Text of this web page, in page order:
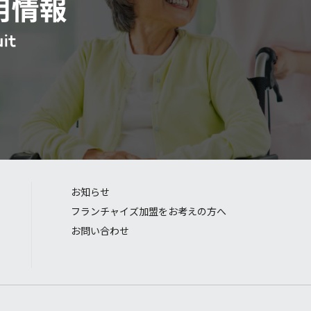
お知らせ
フランチャイズ加盟をお考えの方へ
お問い合わせ